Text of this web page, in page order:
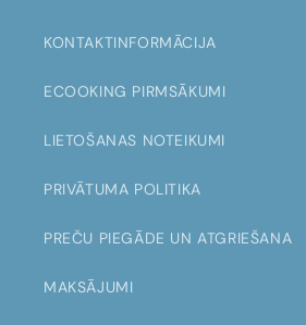
KONTAKTINFORMĀCIJA
ECOOKING PIRMSĀKUMI
LIETOŠANAS NOTEIKUMI
PRIVĀTUMA POLITIKA
PREČU PIEGĀDE UN ATGRIEŠANA
MAKSĀJUMI